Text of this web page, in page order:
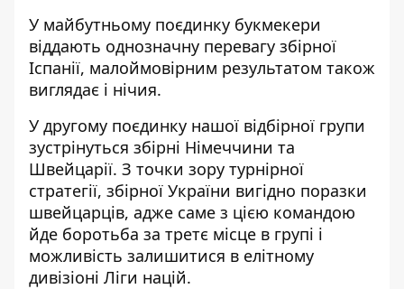
У майбутньому поєдинку букмекери
віддають однозначну перевагу збірної
Іспанії, малоймовірним результатом також
виглядає і нічия.
У другому поєдинку нашої відбірної групи
зустрінуться збірні Німеччини та
Швейцарії. З точки зору турнірної
стратегії, збірної України вигідно поразки
швейцарців, адже саме з цією командою
йде боротьба за третє місце в групі і
можливість залишитися в елітному
дивізіоні Ліги націй.